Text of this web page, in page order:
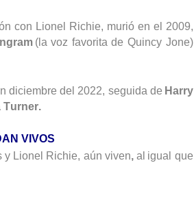
con Lionel Richie, murió en el 2009,
(la voz favorita de Quincy Jone)
diciembre del 2022, seguida de Harry
Turner.
VIVOS
y Lionel Richie, aún viven, al igual que